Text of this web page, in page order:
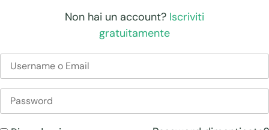
Non hai un account? Iscriviti
gratuitamente